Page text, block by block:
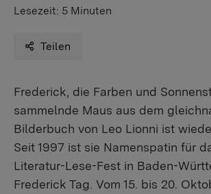
Lesezeit: 5 Minuten
Teilen
​Frederick, die Farben und
sammelnde Maus aus dem
Bilderbuch von Leo Lionni ist
Seit 1997 ist sie Namenspatin für
Literatur-Lese-Fest in Baden-
Frederick Tag. Vom 15. bis 20.